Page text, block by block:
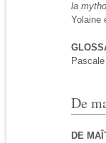
la
Yolaine
De
DE